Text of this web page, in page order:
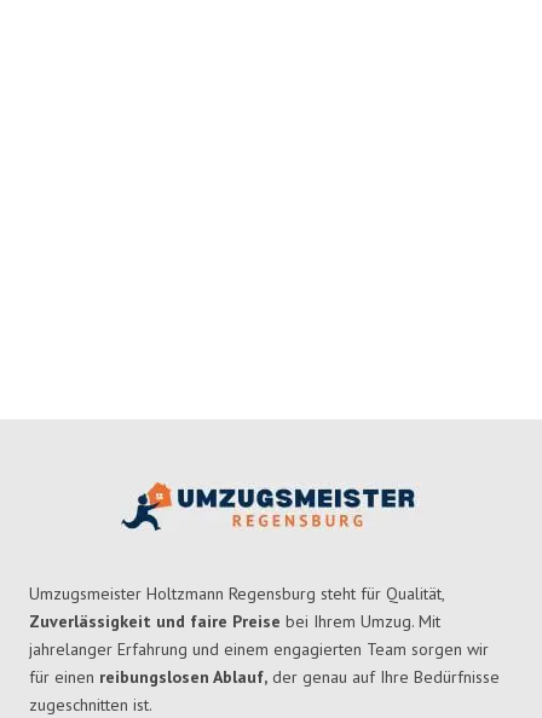
Umzugsmeister Holtzmann Regensburg steht für Qualität,
Zuverlässigkeit und faire Preise bei Ihrem Umzug. Mit
jahrelanger Erfahrung und einem engagierten Team sorgen wir
für einen reibungslosen Ablauf, der genau auf Ihre Bedürfnisse
zugeschnitten ist.